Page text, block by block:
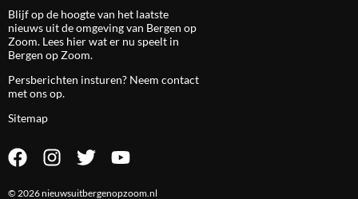
Blijf op de hoogte van het laatste
nieuws uit de omgeving van Bergen op
Zoom. Lees hier wat er nu speelt in
Bergen op Zoom.
Persberichten insturen? Neem contact
met ons op.
Sitemap
© 2026 nieuwsuitbergenopzoom.nl